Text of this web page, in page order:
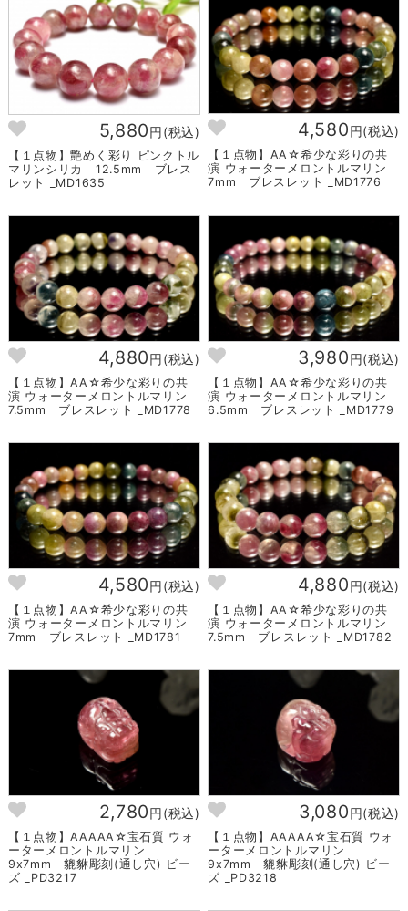
5,880円(税込)
【１点物】艶めく彩り ピンクトル
マリンシリカ 12.5mm ブレス
レット _MD1635
4,580円(税込)
【１点物】AA☆希少な彩りの共
演 ウォーターメロントルマリン
7mm ブレスレット _MD1776
4,880円(税込)
【１点物】AA☆希少な彩りの共
演 ウォーターメロントルマリン
7.5mm ブレスレット _MD1778
3,980円(税込)
【１点物】AA☆希少な彩りの共
演 ウォーターメロントルマリン
6.5mm ブレスレット _MD1779
4,580円(税込)
【１点物】AA☆希少な彩りの共
演 ウォーターメロントルマリン
7mm ブレスレット _MD1781
4,880円(税込)
【１点物】AA☆希少な彩りの共
演 ウォーターメロントルマリン
7.5mm ブレスレット _MD1782
2,780円(税込)
【１点物】AAAAA☆宝石質 ウォ
ーターメロントルマリン
9x7mm 貔貅彫刻(通し穴) ビー
ズ _PD3217
3,080円(税込)
【１点物】AAAAA☆宝石質 ウォ
ーターメロントルマリン
9x7mm 貔貅彫刻(通し穴) ビー
ズ _PD3218